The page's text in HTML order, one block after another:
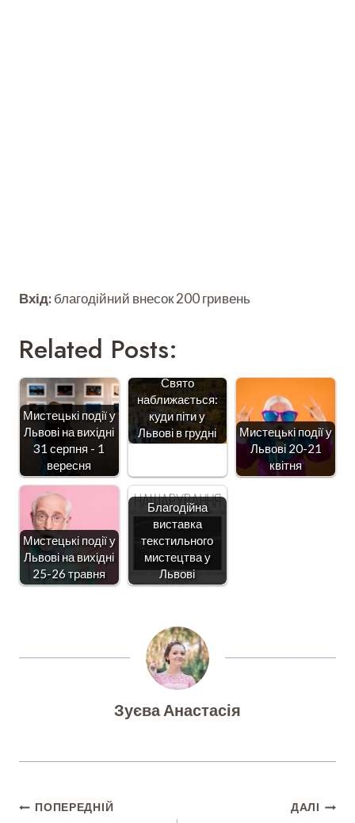
Вхід: благодійний внесок 200 гривень
Related Posts:
Мистецькі події у
Львові на вихідні
31 серпня - 1
вересня
Свято
наближається:
куди піти у
Львові в грудні
Мистецькі події у
Львові 20-21
квітня
Мистецькі події у
Львові на вихідні
25-26 травня
Благодійна
виставка
текстильного
мистецтва у
Львові
Зуєва Анастасія
Навігація
ПОПЕРЕДНІЙ ДАЛІ